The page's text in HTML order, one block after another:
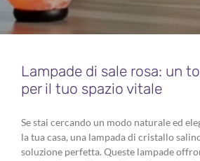
Lampade di sale rosa: un
per il tuo spazio vitale
Se stai cercando un modo naturale ed
la tua casa, una lampada di cristallo
soluzione perfetta. Queste lampade